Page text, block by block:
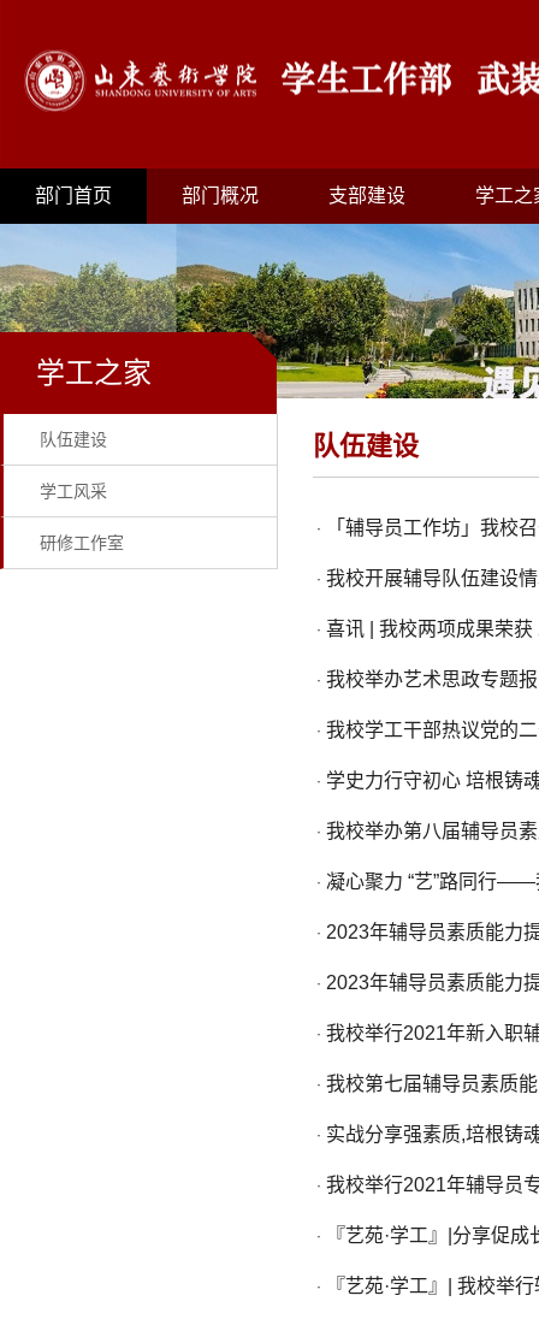
部门首页 部门概况 支部建设 学工之
学工之家
队伍建设
学工风采
研修工作室
队伍建设
· 「辅导员工作坊」我校
· 我校开展辅导队伍建设
· 喜讯 | 我校两项成果荣
· 我校举办艺术思政专题
· 我校学工干部热议党的
· 学史力行守初心 培根铸
· 我校举办第八届辅导员
· 凝心聚力 “艺”路同行
· 2023年辅导员素质能力
· 2023年辅导员素质能力
· 我校举行2021年新入职
· 我校第七届辅导员素质
· 实战分享强素质,培根铸
· 我校举行2021年辅导员
· 『艺苑·学工』|分享促
· 『艺苑·学工』| 我校举